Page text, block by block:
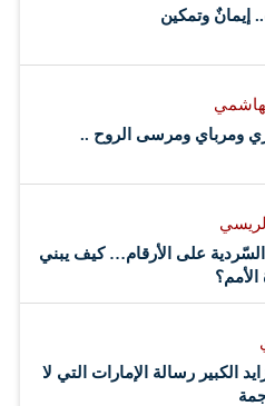
إيمانٌ وتمكين
ومرباي ومرسى الروح ..
على الأرقام… كيف يبني
الأمم؟
الكبير رسالة الإمارات التي لا